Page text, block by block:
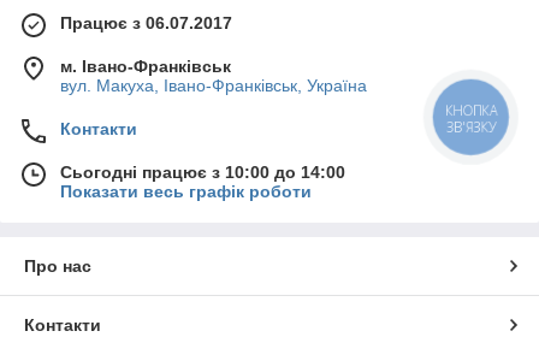
Працює з 06.07.2017
м. Івано-Франківськ
вул. Макуха, Івано-Франківськ, Україна
Контакти
Сьогодні працює з 10:00 до 14:00
Показати весь графік роботи
Про нас
Контакти
КНОПКА
ЗВ'ЯЗКУ